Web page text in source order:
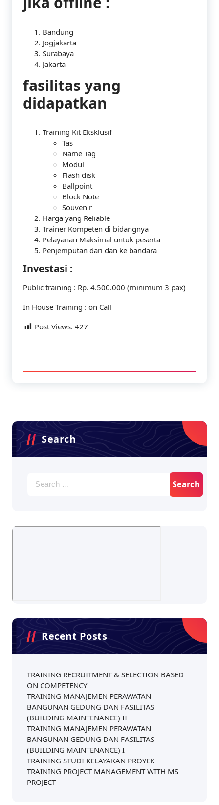
Bandung
Jogjakarta
Surabaya
Jakarta
fasilitas yang
didapatkan
Training Kit Eksklusif
Tas
Name Tag
Modul
Flash disk
Ballpoint
Block Note
Souvenir
Harga yang Reliable
Trainer Kompeten di bidangnya
Pelayanan Maksimal untuk peserta
Penjemputan dari dan ke bandara
Investasi :
Public training : Rp. 4.500.000 (minimum 3 pax)
In House Training : on Call
Post Views: 427
Search
for:
Recent Posts
TRAINING RECRUITMENT & SELECTION BASED
ON COMPETENCY
TRAINING MANAJEMEN PERAWATAN
BANGUNAN GEDUNG DAN FASILITAS
(BUILDING MAINTENANCE) II
TRAINING MANAJEMEN PERAWATAN
BANGUNAN GEDUNG DAN FASILITAS
(BUILDING MAINTENANCE) I
TRAINING STUDI KELAYAKAN PROYEK
TRAINING PROJECT MANAGEMENT WITH MS
PROJECT